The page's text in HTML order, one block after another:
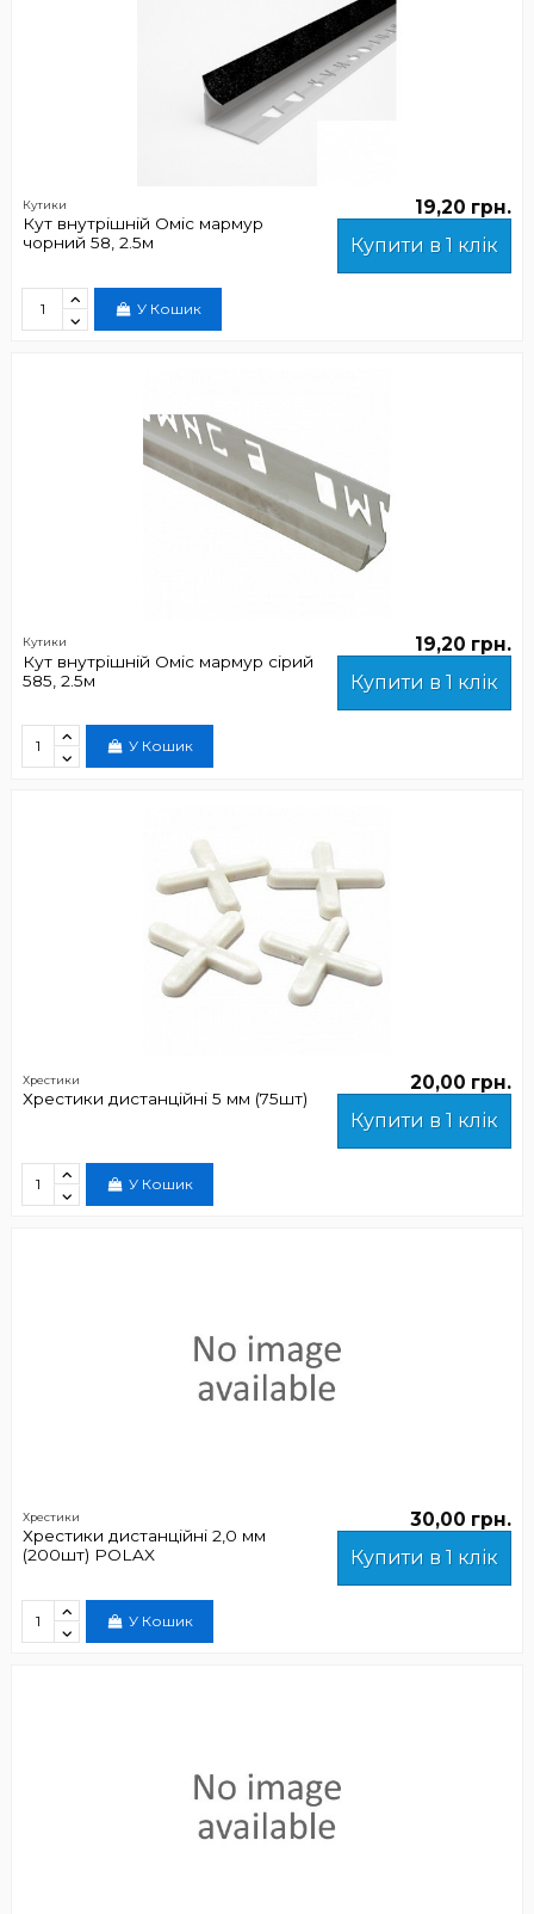
Кутики
Кут внутрішній Оміс мармур
чорний 58, 2.5м
19,20 грн.
Купити в 1 клік
У Кошик
Кутики
Кут внутрішній Оміс мармур сірий
585, 2.5м
19,20 грн.
Купити в 1 клік
У Кошик
Хрестики
Хрестики дистанційні 5 мм (75шт)
20,00 грн.
Купити в 1 клік
У Кошик
Хрестики
Хрестики дистанційні 2,0 мм
(200шт) POLAX
30,00 грн.
Купити в 1 клік
У Кошик